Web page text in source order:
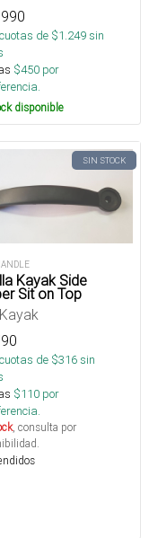
de $1.249sin
$450 por
disponible
SIN STOCK
Kayak Side
Sit on Top
de $316sin
$110 por
, consulta por